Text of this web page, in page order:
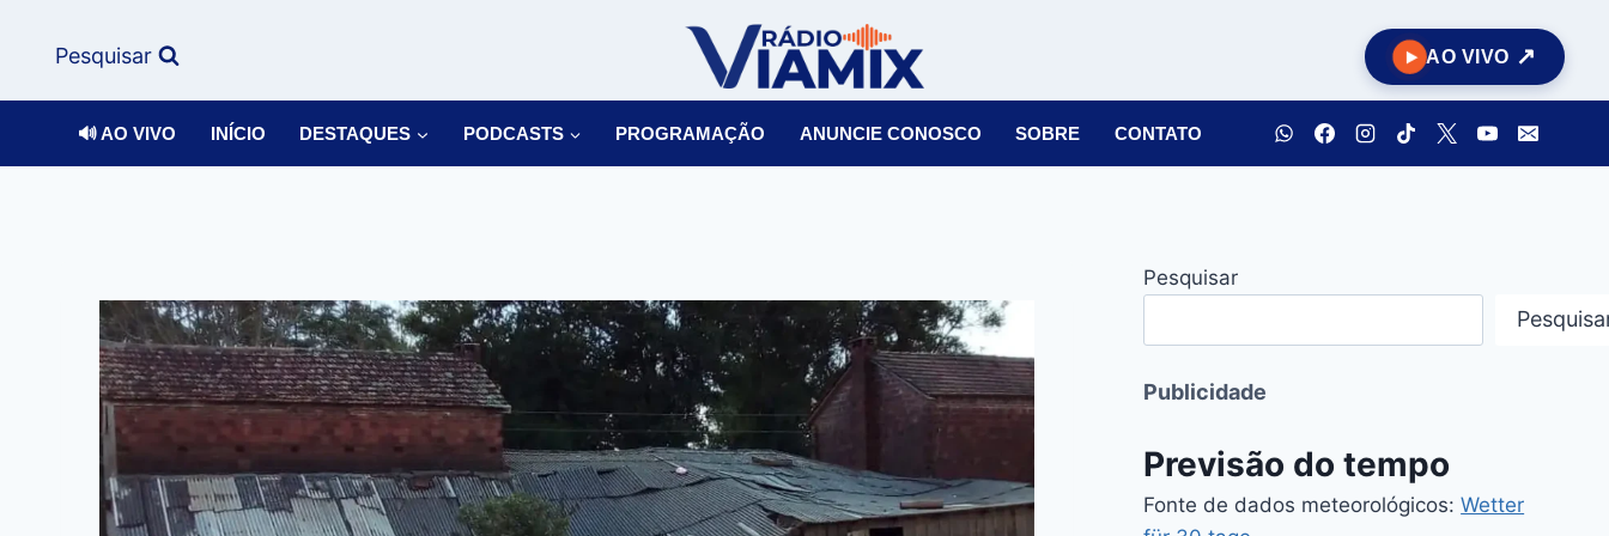
Pesquisar AO VIVO
🔊 AO VIVO INÍCIO DESTAQUES PODCASTS PROGRAMAÇÃO ANUNCIE CONOSCO SOBRE CONTATO
Pesquisar
Publicidade
Previsão do tempo
Fonte de dados meteorológicos:Wetter